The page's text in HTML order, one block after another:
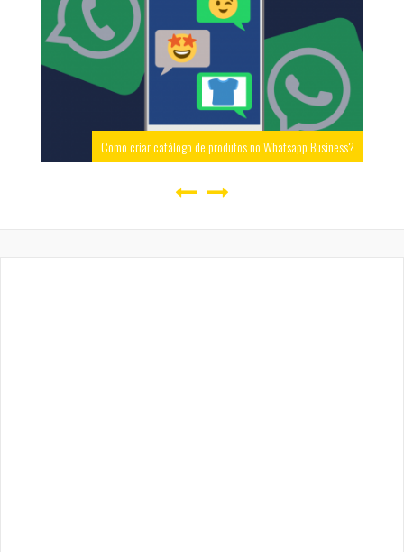
Como criar catálogo de produtos no Whatsapp Business?